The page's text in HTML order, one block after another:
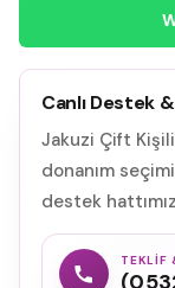
Canlı Destek
Jakuzi Çift
donanım
destek
TEKLIF